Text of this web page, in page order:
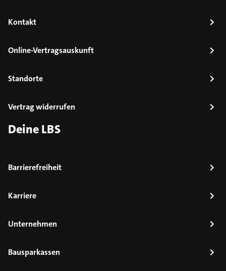
Kontakt
Online-Vertragsauskunft
Standorte
Vertrag widerrufen
Deine LBS
Barrierefreiheit
Karriere
Unternehmen
Bausparkassen